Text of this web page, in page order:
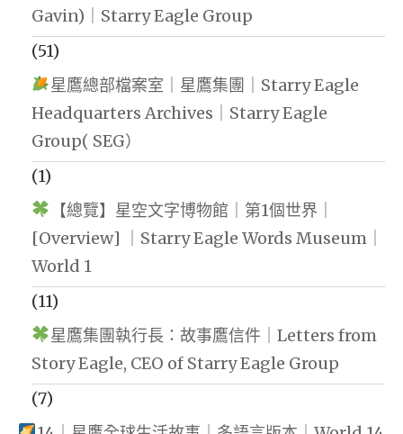
Gavin)｜Starry Eagle Group
(51)
星鷹總部檔案室｜星鷹集團｜Starry Eagle
Headquarters Archives｜Starry Eagle
Group( SEG）
(1)
【總覽】星空文字博物館｜第1個世界｜
[Overview] ｜Starry Eagle Words Museum｜
World 1
(11)
星鷹集團執行長：故事鷹信件｜Letters from
Story Eagle, CEO of Starry Eagle Group
(7)